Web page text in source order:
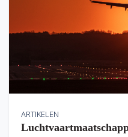
ARTIKELEN